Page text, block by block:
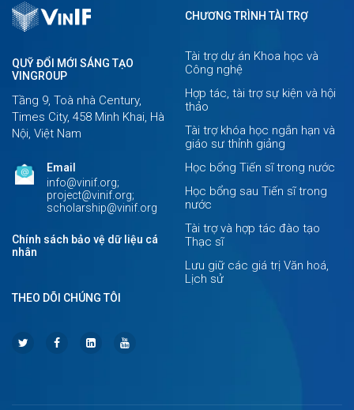
QUỸ ĐỔI MỚI SÁNG TẠO
VINGROUP
Tầng 9, Toà nhà Century,
Times City, 458 Minh Khai, Hà
Nội, Việt Nam
Email
info@vinif.org;
project@vinif.org;
scholarship@vinif.org
Chính sách bảo vệ dữ liệu cá
nhân
CHƯƠNG TRÌNH TÀI TRỢ
Tài trợ dự án Khoa học và
Công nghệ
Hợp tác, tài trợ sự kiện và hội
thảo
Tài trợ khóa học ngắn hạn và
giáo sư thỉnh giảng
Học bổng Tiến sĩ trong nước
Học bổng sau Tiến sĩ trong
nước
Tài trợ và hợp tác đào tạo
Thạc sĩ
Lưu giữ các giá trị Văn hoá,
Lịch sử
THEO DÕI CHÚNG TÔI